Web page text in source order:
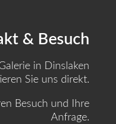
& Besuch
in Dinslaken
Sie uns direkt.
Besuch und Ihre
Anfrage.